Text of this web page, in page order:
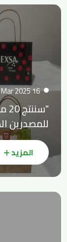
16 Mar 2025
للمصدرين
المزيد